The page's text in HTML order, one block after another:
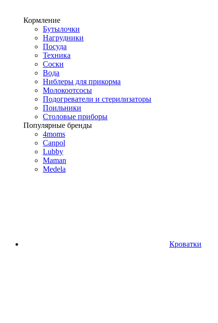
Кормление
Бутылочки
Нагрудники
Посуда
Техника
Соски
Вода
Ниблеры для прикорма
Молокоотсосы
Подогреватели и стерилизаторы
Поильники
Столовые приборы
Популярные бренды
4moms
Canpol
Lubby
Maman
Medela
Кроватки